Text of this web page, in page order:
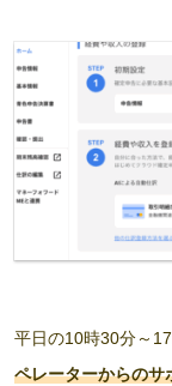
平日の10時30分～
ペレーターからのサ